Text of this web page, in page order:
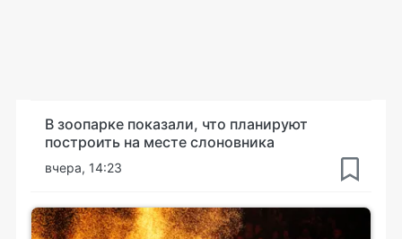
В зоопарке показали, что планируют
построить на месте слоновника
вчера, 14:23